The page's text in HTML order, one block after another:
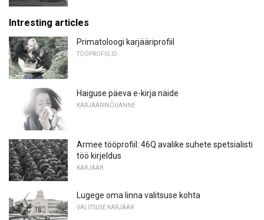
Intresting articles
Primatoloogi karjääriprofiil
TÖÖPROFIILID
Haiguse päeva e-kirja näide
KARJÄÄRINÕUANNE
Armee tööprofiil: 46Q avalike suhete spetsialisti
töö kirjeldus
KARJÄÄR
Lugege oma linna valitsuse kohta
VALITSUSE KARJÄÄR